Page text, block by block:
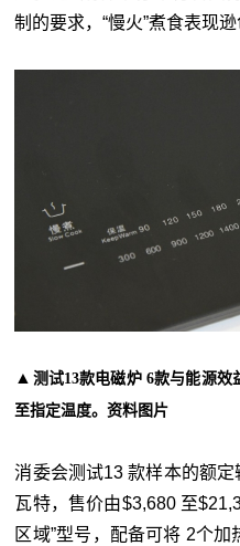
制的要求，“慢火”煮食表现逊
▲ 测试13款电磁炉 6款与能源效
至指定温度。资料图片
消委会测试13 款样本的额
瓦特，售价由$3,680 至
区域”型号，配备可将 2个